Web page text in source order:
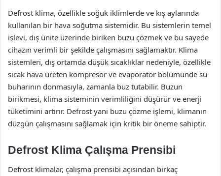
Defrost klima, özellikle soğuk iklimlerde ve kış aylarında
kullanılan bir hava soğutma sistemidir. Bu sistemlerin temel
işlevi, dış ünite üzerinde biriken buzu çözmek ve bu sayede
cihazın verimli bir şekilde çalışmasını sağlamaktır. Klima
sistemleri, dış ortamda düşük sıcaklıklar nedeniyle, özellikle
sıcak hava üreten kompresör ve evaporatör bölümünde su
buharının donmasıyla, zamanla buz tutabilir. Buzun
birikmesi, klima sisteminin verimliliğini düşürür ve enerji
tüketimini artırır. Defrost yani buzu çözme işlemi, klimanın
düzgün çalışmasını sağlamak için kritik bir öneme sahiptir.
Defrost Klima Çalışma Prensibi
Defrost klimalar, çalışma prensibi açısından birkaç